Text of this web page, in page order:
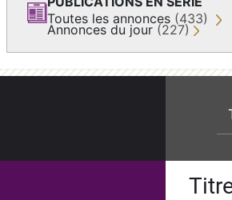
Toutes les annonces (433)
Annonces du jour (227)